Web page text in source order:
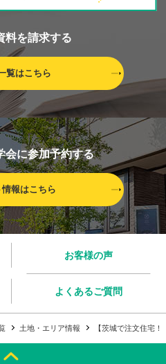
料を請求する
覧はこちら
会に参加予約する
報はこちら
お客様の声
よくあるご質問
土地・エリア情報 【茨城で注文住宅